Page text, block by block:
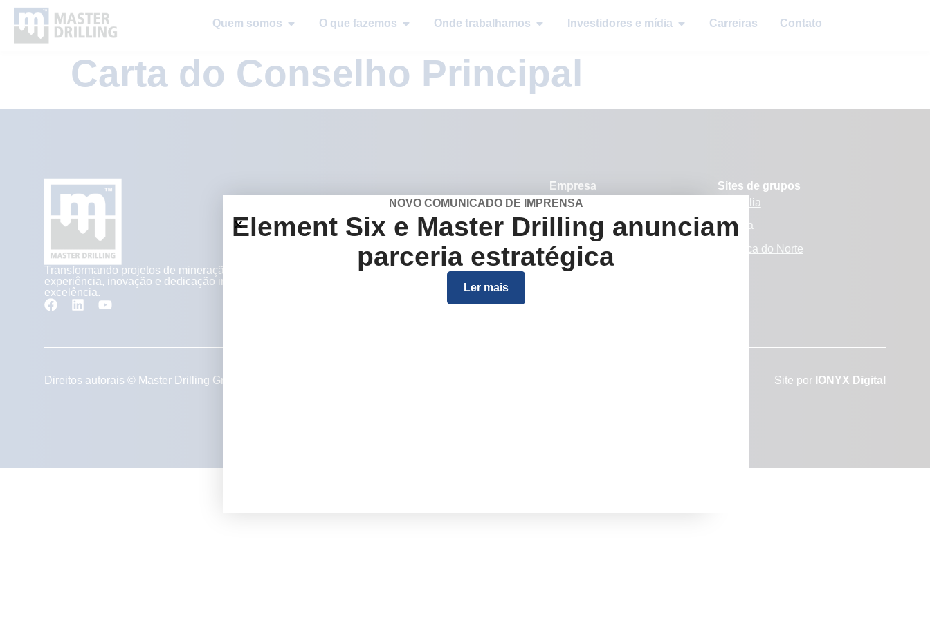
Quem somos O que fazemos Onde trabalhamos Investidores e mídia Carreiras Contato
Carta do Conselho Principal
Transformando projetos de mineração com
experiência, inovação e dedicação inigualável à
excelência.
Empresa
Quem somos
O que fazemos
Onde trabalhamos
Investidores e mídia
Sites de grupos
Austrália
Europa
América do Norte
Direitos autorais © Master Drilling Group 2026 Site por IONYX Digital
NOVO COMUNICADO DE IMPRENSA
Element Six e Master Drilling anunciam
parceria estratégica
Ler mais